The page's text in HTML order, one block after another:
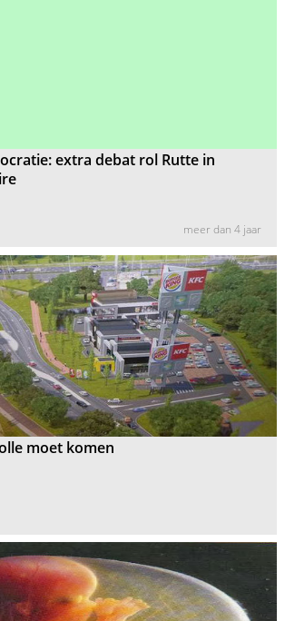
extra debat rol Rutte in
meer dan 4 jaar
moet komen